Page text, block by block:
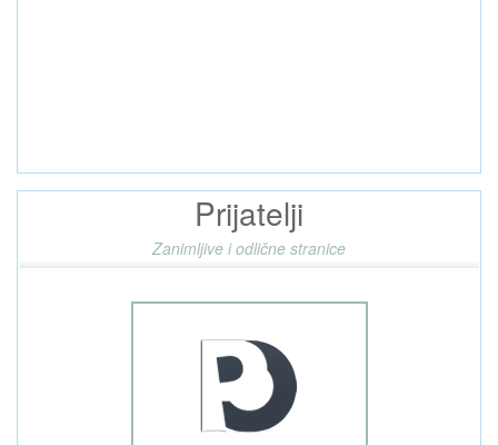
Prijatelji
Zanimljive i odlične stranice